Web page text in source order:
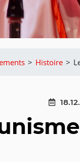
> Histoire >